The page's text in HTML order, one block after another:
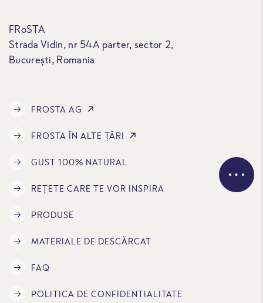
FRoSTA
Strada Vidin, nr 54A parter, sector 2,
București, Romania
FROSTA AG
FROSTA ÎN ALTE ȚĂRI
GUST 100% NATURAL
REȚETE CARE TE VOR INSPIRA
PRODUSE
MATERIALE DE DESCĂRCAT
FAQ
POLITICA DE CONFIDENTIALITATE